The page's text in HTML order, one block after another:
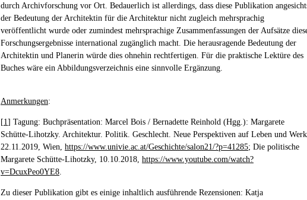
durch Archivforschung vor Ort. Bedauerlich ist allerdings, dass diese Publikation
der Bedeutung der Architektin für die Architektur nicht zugleich mehrsprachig
veröffentlicht wurde oder zumindest mehrsprachige Zusammenfassungen der Aufsätze
Forschungsergebnisse international zugänglich macht. Die herausragende Bedeutung der
Architektin und Planerin würde dies ohnehin rechtfertigen. Für die praktische Lektüre des
Buches wäre ein Abbildungsverzeichnis eine sinnvolle Ergänzung.
Anmerkungen:
[1] Tagung: Buchpräsentation: Marcel Bois / Bernadette Reinhold (Hgg.): Margarete
Schütte-Lihotzky. Architektur. Politik. Geschlecht. Neue Perspektiven auf Leben und
22.11.2019, Wien, https://www.univie.ac.at/Geschichte/salon21/?p=41285; Die politische
Margarete Schütte-Lihotzky, 10.10.2018, https://www.youtube.com/watch?
v=DcuxPeo0YE8.
Zu dieser Publikation gibt es einige inhaltlich ausführende Rezensionen: Katja